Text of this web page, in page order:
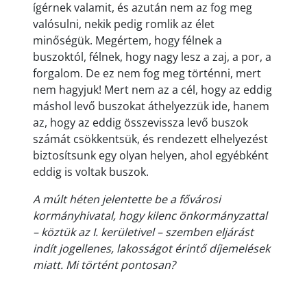
ígérnek valamit, és azután nem az fog meg
valósulni, nekik pedig romlik az élet
minőségük. Megértem, hogy félnek a
buszoktól, félnek, hogy nagy lesz a zaj, a por, a
forgalom. De ez nem fog meg történni, mert
nem hagyjuk! Mert nem az a cél, hogy az eddig
máshol levő buszokat áthelyezzük ide, hanem
az, hogy az eddig összevissza levő buszok
számát csökkentsük, és rendezett elhelyezést
biztosítsunk egy olyan helyen, ahol egyébként
eddig is voltak buszok.
A múlt héten jelentette be a fővárosi
kormányhivatal, hogy kilenc önkormányzattal
– köztük az I. kerületivel – szemben eljárást
indít jogellenes, lakosságot érintő díjemelések
miatt. Mi történt pontosan?